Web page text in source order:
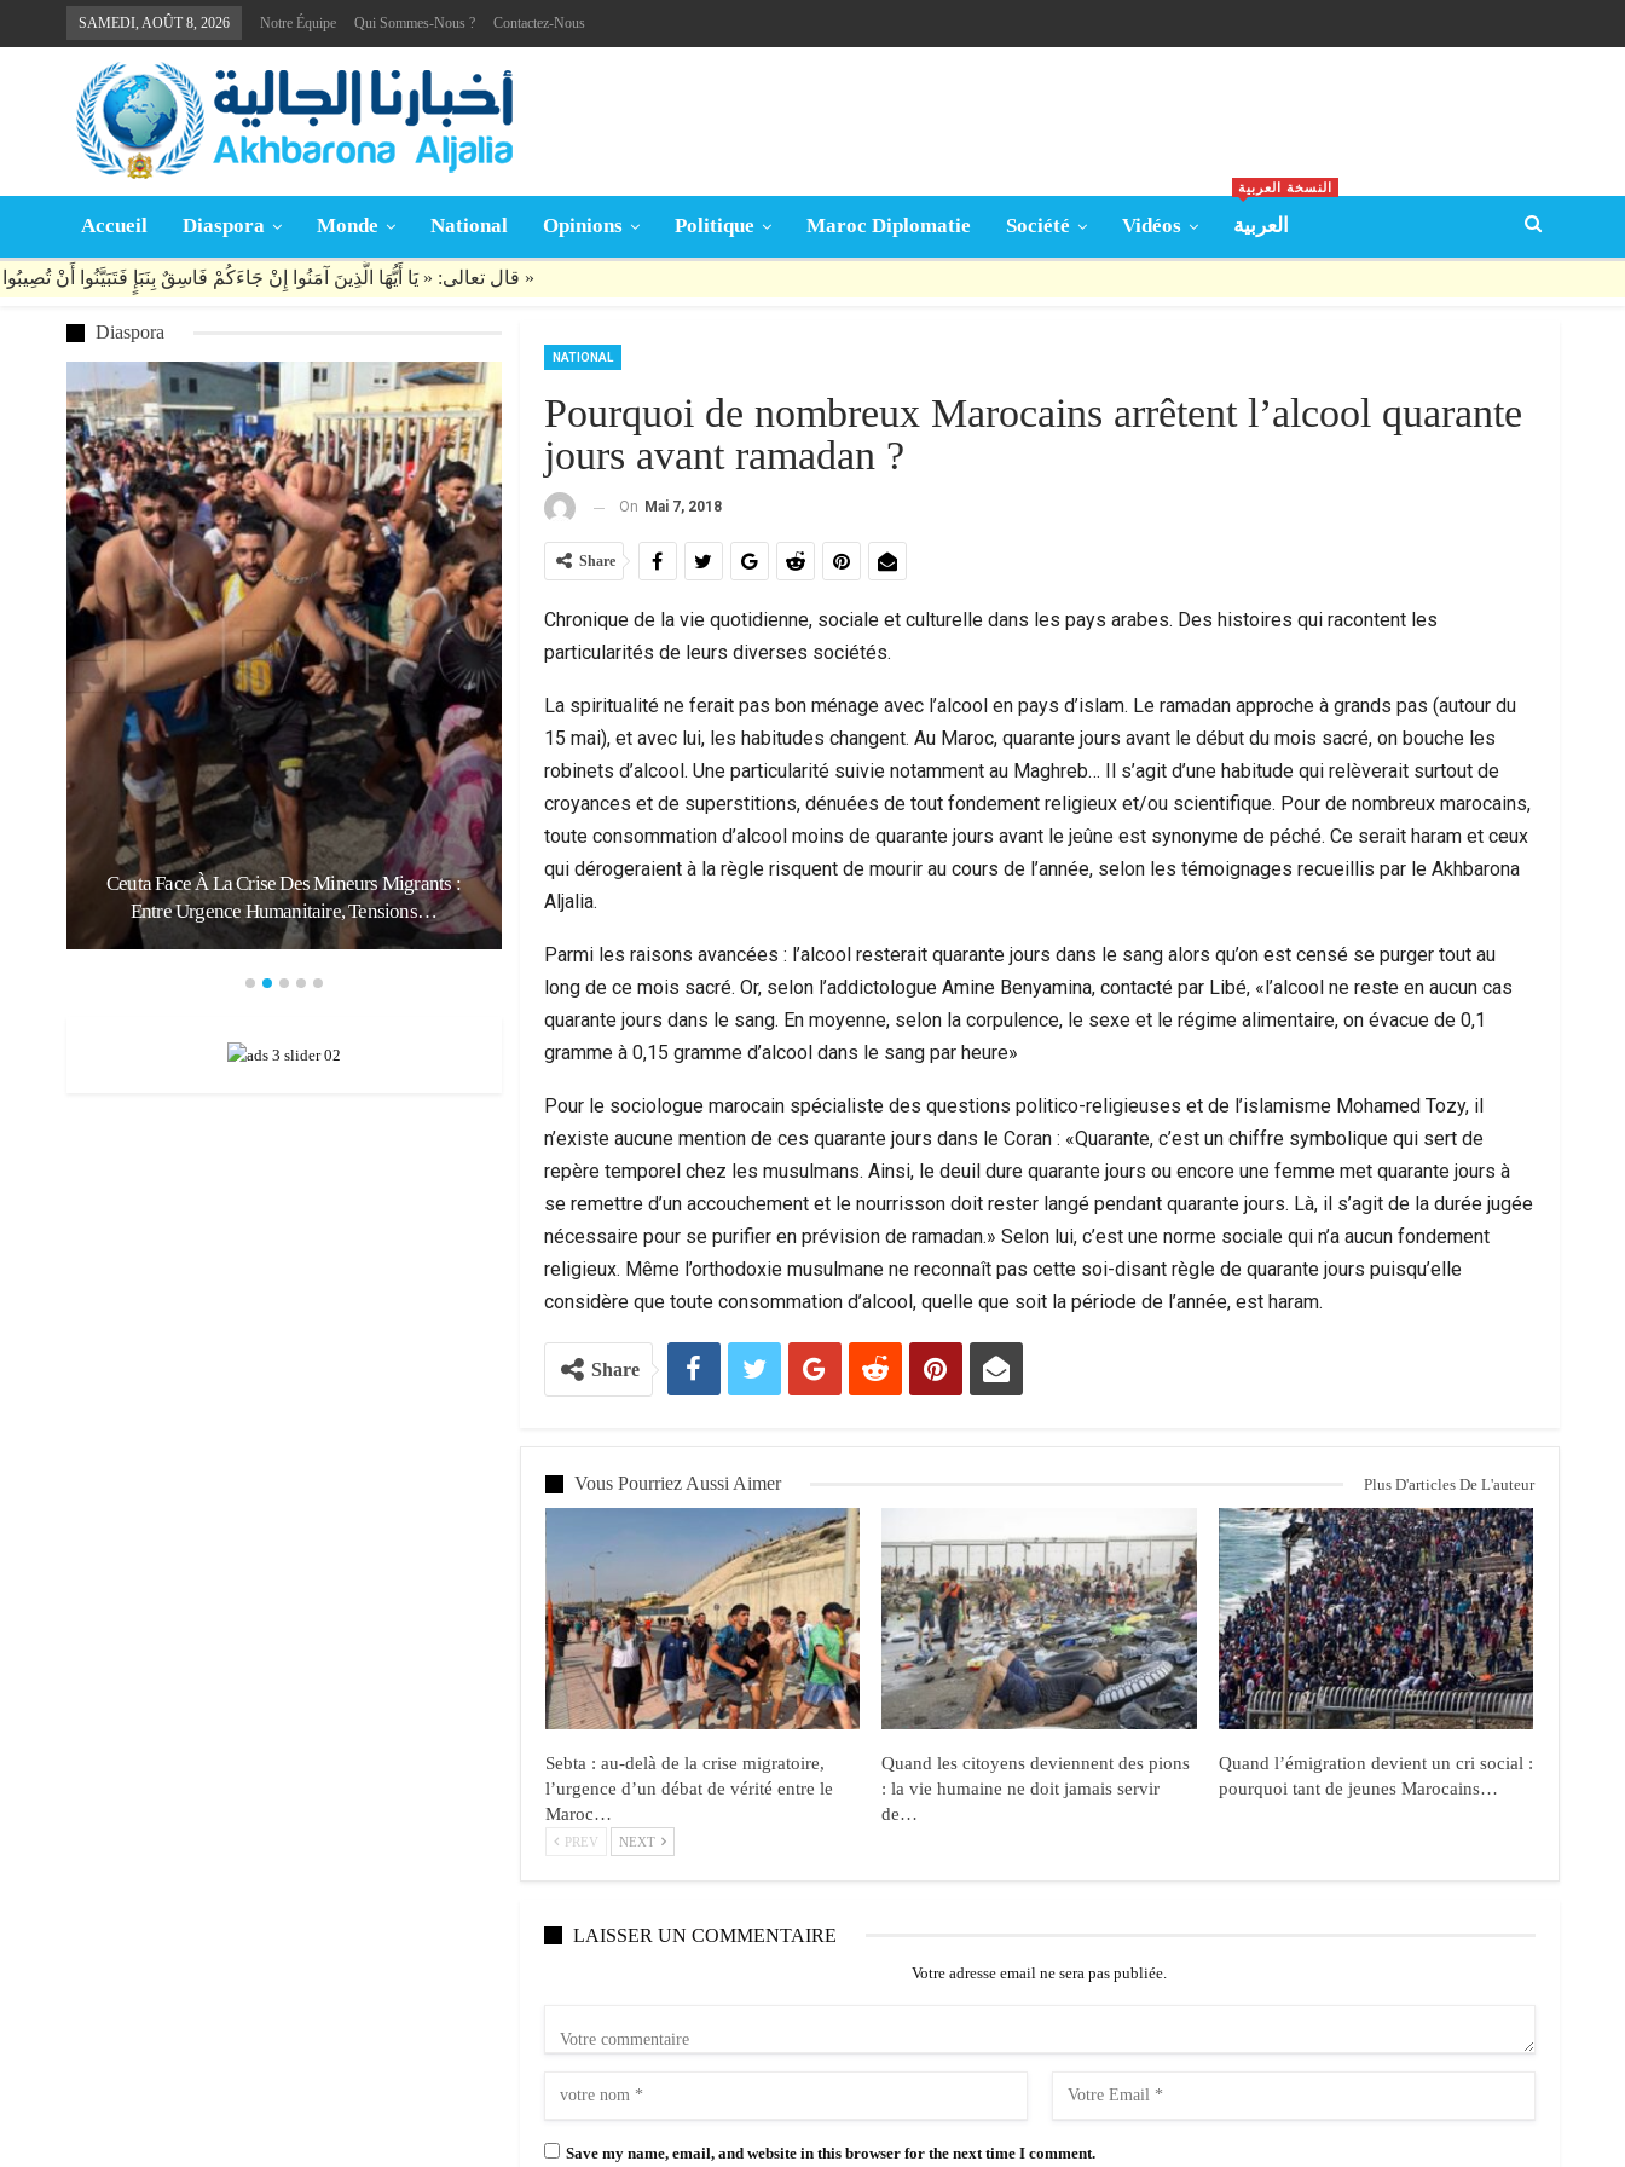
SAMEDI, AOÛT 8, 2026 Notre Équipe Qui Sommes-Nous ? Contactez-Nous
Accueil Diaspora Monde National Opinions Politique Maroc Diplomatie Société Vidéos العربية
النسخة العربية
NATIONAL
Pourquoi de nombreux Marocains arrêtent l’alcool quarante
jours avant ramadan ?
On Mai 7, 2018
Share
Chronique de la vie quotidienne, sociale et culturelle dans les pays arabes. Des histoires qui racontent les
particularités de leurs diverses sociétés.
La spiritualité ne ferait pas bon ménage avec l’alcool en pays d’islam. Le ramadan approche à grands pas (autour du
15 mai), et avec lui, les habitudes changent. Au Maroc, quarante jours avant le début du mois sacré, on bouche les
robinets d’alcool. Une particularité suivie notamment au Maghreb… Il s’agit d’une habitude qui relèverait surtout de
croyances et de superstitions, dénuées de tout fondement religieux et/ou scientifique. Pour de nombreux marocains,
toute consommation d’alcool moins de quarante jours avant le jeûne est synonyme de péché. Ce serait haram et ceux
qui dérogeraient à la règle risquent de mourir au cours de l’année, selon les témoignages recueillis par le Akhbarona
Aljalia.
Parmi les raisons avancées : l’alcool resterait quarante jours dans le sang alors qu’on est censé se purger tout au
long de ce mois sacré. Or, selon l’addictologue Amine Benyamina, contacté par Libé, «l’alcool ne reste en aucun cas
quarante jours dans le sang. En moyenne, selon la corpulence, le sexe et le régime alimentaire, on évacue de 0,1
gramme à 0,15 gramme d’alcool dans le sang par heure»
Pour le sociologue marocain spécialiste des questions politico-religieuses et de l’islamisme Mohamed Tozy, il
n’existe aucune mention de ces quarante jours dans le Coran : «Quarante, c’est un chiffre symbolique qui sert de
repère temporel chez les musulmans. Ainsi, le deuil dure quarante jours ou encore une femme met quarante jours à
se remettre d’un accouchement et le nourrisson doit rester langé pendant quarante jours. Là, il s’agit de la durée jugée
nécessaire pour se purifier en prévision de ramadan.» Selon lui, c’est une norme sociale qui n’a aucun fondement
religieux. Même l’orthodoxie musulmane ne reconnaît pas cette soi-disant règle de quarante jours puisqu’elle
considère que toute consommation d’alcool, quelle que soit la période de l’année, est haram.
Share
Vous Pourriez Aussi Aimer Plus D'articles De L'auteur
Sebta : au-delà de la crise migratoire,
l’urgence d’un débat de vérité entre le
Maroc…
Quand les citoyens deviennent des pions
: la vie humaine ne doit jamais servir
de…
Quand l’émigration devient un cri social :
pourquoi tant de jeunes Marocains…
PREV NEXT
LAISSER UN COMMENTAIRE
Votre adresse email ne sera pas publiée.
Save my name, email, and website in this browser for the next time I comment.
Diaspora
Ceuta Face À La Crise Des Mineurs Migrants :
Entre Urgence Humanitaire, Tensions…
Violence Urbaine À Bruxelles : Quand Un Geste
Ceuta : Les Messages Qui Poussent Au Départ, Le